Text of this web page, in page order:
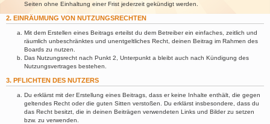
Seiten ohne Einhaltung einer Frist jederzeit gekündigt werden.
2. EINRÄUMUNG VON NUTZUNGSRECHTEN
Mit dem Erstellen eines Beitrags erteilst du dem Betreiber ein einfaches, zeitlich und
räumlich unbeschränktes und unentgeltliches Recht, deinen Beitrag im Rahmen des
Boards zu nutzen.
Das Nutzungsrecht nach Punkt 2, Unterpunkt a bleibt auch nach Kündigung des
Nutzungsvertrages bestehen.
3. PFLICHTEN DES NUTZERS
Du erklärst mit der Erstellung eines Beitrags, dass er keine Inhalte enthält, die gegen
geltendes Recht oder die guten Sitten verstoßen. Du erklärst insbesondere, dass du
das Recht besitzt, die in deinen Beiträgen verwendeten Links und Bilder zu setzen
bzw. zu verwenden.